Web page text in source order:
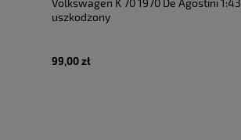
Volkswagen K 70 1970 De Agostini 1:43
uszkodzony
99,00 zł